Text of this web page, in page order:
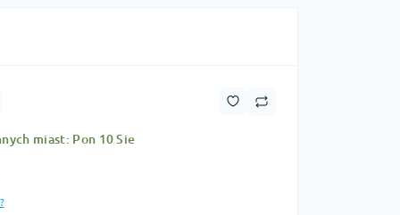
miast: Pon 10 Sie